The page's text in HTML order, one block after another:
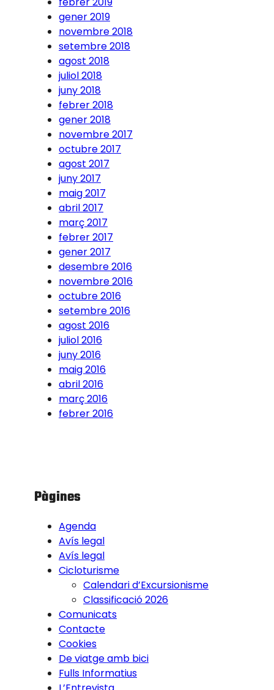
gener 2019
novembre 2018
setembre 2018
agost 2018
juliol 2018
juny 2018
febrer 2018
gener 2018
novembre 2017
octubre 2017
agost 2017
juny 2017
maig 2017
abril 2017
març 2017
febrer 2017
gener 2017
desembre 2016
novembre 2016
octubre 2016
setembre 2016
agost 2016
juliol 2016
juny 2016
maig 2016
abril 2016
març 2016
febrer 2016
Pàgines
Agenda
Avís legal
Avís legal
Cicloturisme
Calendari d’Excursionisme
Classificació 2026
Comunicats
Contacte
Cookies
De viatge amb bici
Fulls Informatius